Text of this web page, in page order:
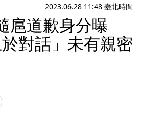
2023.06.28 11:48 臺北時間
扈道歉身分曝
對話」未有親密